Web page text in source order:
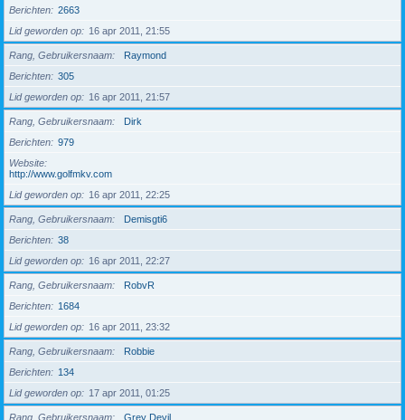
Berichten
2663
Lid geworden op
16 apr 2011, 21:55
Rang, Gebruikersnaam
Raymond
Berichten
305
Lid geworden op
16 apr 2011, 21:57
Rang, Gebruikersnaam
Dirk
Berichten
979
Website
http://www.golfmkv.com
Lid geworden op
16 apr 2011, 22:25
Rang, Gebruikersnaam
Demisgti6
Berichten
38
Lid geworden op
16 apr 2011, 22:27
Rang, Gebruikersnaam
RobvR
Berichten
1684
Lid geworden op
16 apr 2011, 23:32
Rang, Gebruikersnaam
Robbie
Berichten
134
Lid geworden op
17 apr 2011, 01:25
Rang, Gebruikersnaam
Grey Devil